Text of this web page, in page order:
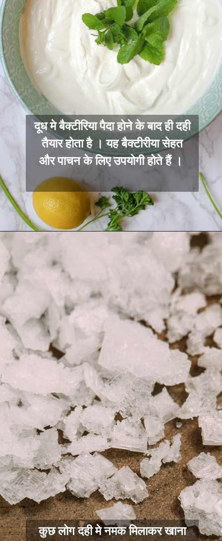
दूध मे बैक्टीरिया पैदा होने के बाद ही दही
तैयार होता है । यह बैक्टीरीया सेहत
और पाचन के लिए उपयोगी होते हैं ।
कुछ लोग दही मे नमक मिलाकर खाना